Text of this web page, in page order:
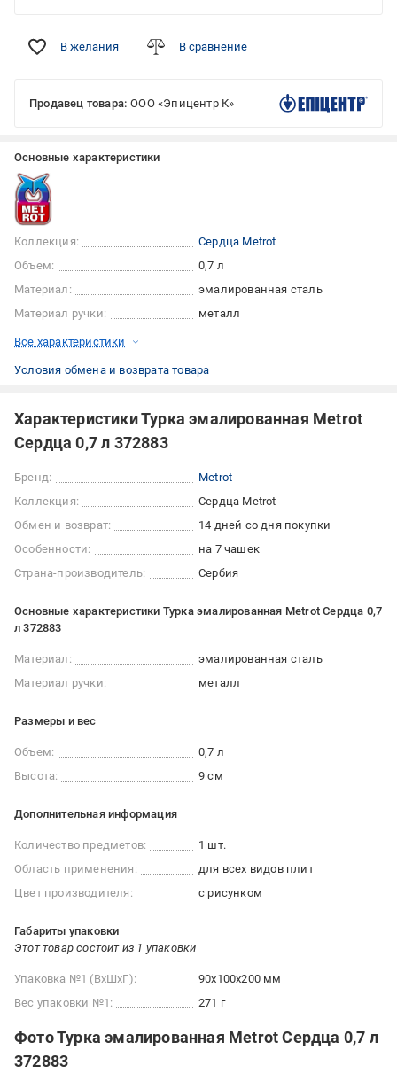
В желания В сравнение
Продавец товара: ООО «Эпицентр К»
Основные характеристики
Коллекция:
Сердца Metrot
Объем:
0,7 л
Материал:
эмалированная сталь
Материал ручки:
металл
Все характеристики
Условия обмена и возврата товара
Характеристики Турка эмалированная Metrot
Сердца 0,7 л 372883
Бренд:
Metrot
Коллекция:
Сердца Metrot
Обмен и возврат:
14 дней со дня покупки
Особенности:
на 7 чашек
Страна-производитель:
Сербия
Основные характеристики Турка эмалированная Metrot Сердца 0,7
л 372883
Материал:
эмалированная сталь
Материал ручки:
металл
Размеры и вес
Объем:
0,7 л
Высота:
9 см
Дополнительная информация
Количество предметов:
1 шт.
Область применения:
для всех видов плит
Цвет производителя:
с рисунком
Габариты упаковки
Этот товар состоит из 1 упаковки
Упаковка №1 (ВхШхГ):
90x100x200 мм
Вес упаковки №1:
271 г
Фото Турка эмалированная Metrot Сердца 0,7 л
372883